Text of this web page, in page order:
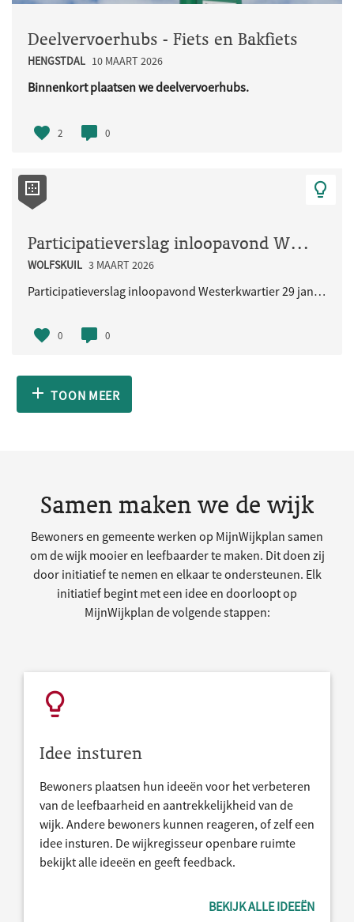
Deelvervoerhubs - Fiets en Bakfiets
HENGSTDAL 10 MAART 2026
Binnenkort plaatsen we deelvervoerhubs.
2 0
Participatieverslag inloopavond Westerkwartier 29 januari 2026
WOLFSKUIL 3 MAART 2026
Participatieverslag inloopavond Westerkwartier 29 januari 2026
0 0
TOON MEER
Samen maken we de wijk
Bewoners en gemeente werken op MijnWijkplan samen
om de wijk mooier en leefbaarder te maken. Dit doen zij
door initiatief te nemen en elkaar te ondersteunen. Elk
initiatief begint met een idee en doorloopt op
MijnWijkplan de volgende stappen:
Idee insturen
Bewoners plaatsen hun ideeën voor het verbeteren
van de leefbaarheid en aantrekkelijkheid van de
wijk. Andere bewoners kunnen reageren, of zelf een
idee insturen. De wijkregisseur openbare ruimte
bekijkt alle ideeën en geeft feedback.
BEKIJK ALLE IDEEËN